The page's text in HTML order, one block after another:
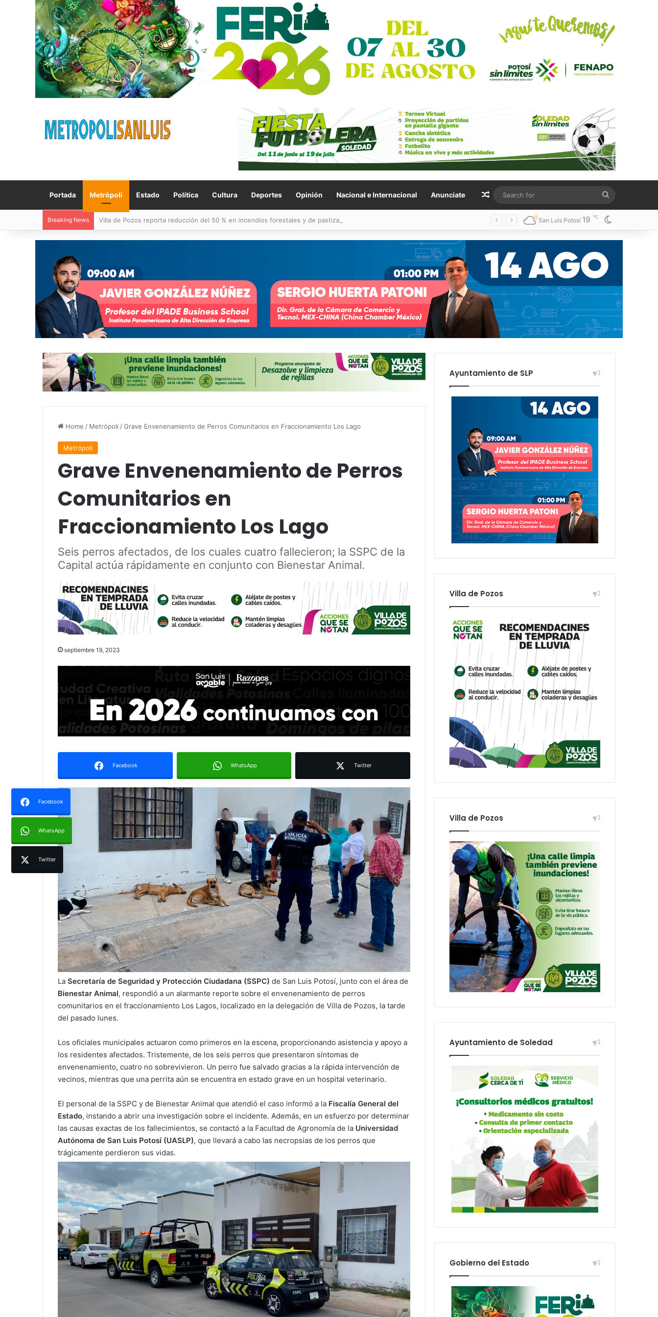
Portada Metrópoli Estado Política Cultura Deportes Opinión Nacional e Internacional Anunciate Random Article
for
Breaking News Villa de Pozos reporta reducción del 50 % en incendios forestales y de pastizales San Luis Potosí 19 ℃
Home / Metrópoli /Grave Envenenamiento de Perros Comunitarios en Fraccionamiento Los Lago
Metrópoli
Grave Envenenamiento de Perros
Comunitarios en
Fraccionamiento Los Lago
Seis perros afectados, de los cuales cuatro fallecieron; la SSPC de la
Capital actúa rápidamente en conjunto con Bienestar Animal.
septiembre 19, 2023
Facebook WhatsApp Twitter
Facebook
WhatsApp
Twitter
La Secretaría de Seguridad y Protección Ciudadana (SSPC) de San Luis Potosí, junto con el área de
Bienestar Animal, respondió a un alarmante reporte sobre el envenenamiento de perros
comunitarios en el fraccionamiento Los Lagos, localizado en la delegación de Villa de Pozos, la tarde
del pasado lunes.
Los oficiales municipales actuaron como primeros en la escena, proporcionando asistencia y apoyo a
los residentes afectados. Tristemente, de los seis perros que presentaron síntomas de
envenenamiento, cuatro no sobrevivieron. Un perro fue salvado gracias a la rápida intervención de
vecinos, mientras que una perrita aún se encuentra en estado grave en un hospital veterinario.
El personal de la SSPC y de Bienestar Animal que atendió el caso informó a la Fiscalía General del
Estado, instando a abrir una investigación sobre el incidente. Además, en un esfuerzo por determinar
las causas exactas de los fallecimientos, se contactó a la Facultad de Agronomía de la Universidad
Autónoma de San Luis Potosí (UASLP), que llevará a cabo las necropsias de los perros que
trágicamente perdieron sus vidas.
Ayuntamiento de SLP
Villa de Pozos
Villa de Pozos
Ayuntamiento de Soledad
Gobierno del Estado